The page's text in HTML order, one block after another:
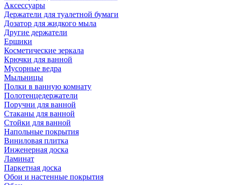
Аксессуары
Держатели для туалетной бумаги
Дозатор для жидкого мыла
Другие держатели
Ершики
Косметические зеркала
Крючки для ванной
Мусорные ведра
Мыльницы
Полки в ванную комнату
Полотенцедержатели
Поручни для ванной
Стаканы для ванной
Стойки для ванной
Напольные покрытия
Виниловая плитка
Инженерная доска
Ламинат
Паркетная доска
Обои и настенные покрытия